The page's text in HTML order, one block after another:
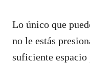
Lo único que
no le estás
suficiente espacio